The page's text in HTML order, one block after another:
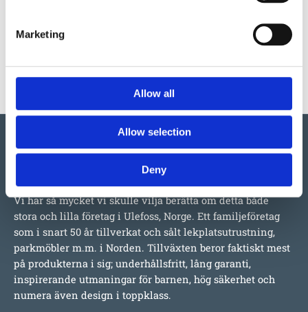
Marketing
Allow all
Allow selection
Deny
Konstgräs SK Multi – i 8 färger
Vi har så mycket vi skulle vilja berätta om detta både
stora och lilla företag i Ulefoss, Norge. Ett familjeföretag
som i snart 50 år tillverkat och sålt lekplatsutrustning,
parkmöbler m.m. i Norden. Tillväxten beror faktiskt mest
på produkterna i sig; underhållsfritt, lång garanti,
inspirerande utmaningar för barnen, hög säkerhet och
numera även design i toppklass.